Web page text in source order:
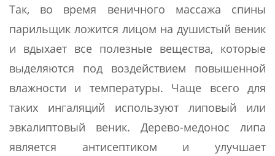
Так, во время веничного массажа спины
парильщик ложится лицом на душистый веник
и вдыхает все полезные вещества, которые
выделяются под воздействием повышенной
влажности и температуры. Чаще всего для
таких ингаляций используют липовый или
эвкалиптовый веник. Дерево-медонос липа
является антисептиком и улучшает